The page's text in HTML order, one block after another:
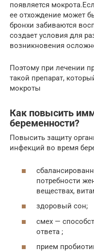
появляется
ее отхождение может
бронхи забиваются
создает условия для
возникновения
Поэтому при лечении
такой препарат,
мокроты
Как повысить
беременности?
Повысить защиту
инфекций во время
потребности
веществах,
здоровый сон;
смех —
ответа ;
прием